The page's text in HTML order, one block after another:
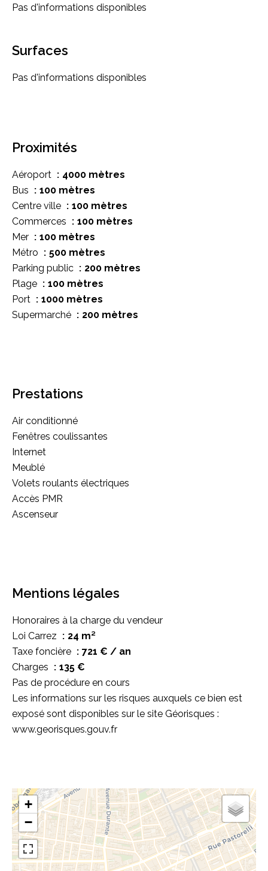
Pas d'informations disponibles
Surfaces
Pas d'informations disponibles
Proximités
Aéroport
4000 mètres
Bus
100 mètres
Centre ville
100 mètres
Commerces
100 mètres
Mer
100 mètres
Métro
500 mètres
Parking public
200 mètres
Plage
100 mètres
Port
1000 mètres
Supermarché
200 mètres
Prestations
Air conditionné
Fenêtres coulissantes
Internet
Meublé
Volets roulants électriques
Accès PMR
Ascenseur
Mentions légales
Honoraires à la charge du vendeur
Loi Carrez
24 m²
Taxe foncière
721 € / an
Charges
135 €
Pas de procédure en cours
Les informations sur les risques auxquels ce bien est
exposé sont disponibles sur le site Géorisques :
www.georisques.gouv.fr
+
−